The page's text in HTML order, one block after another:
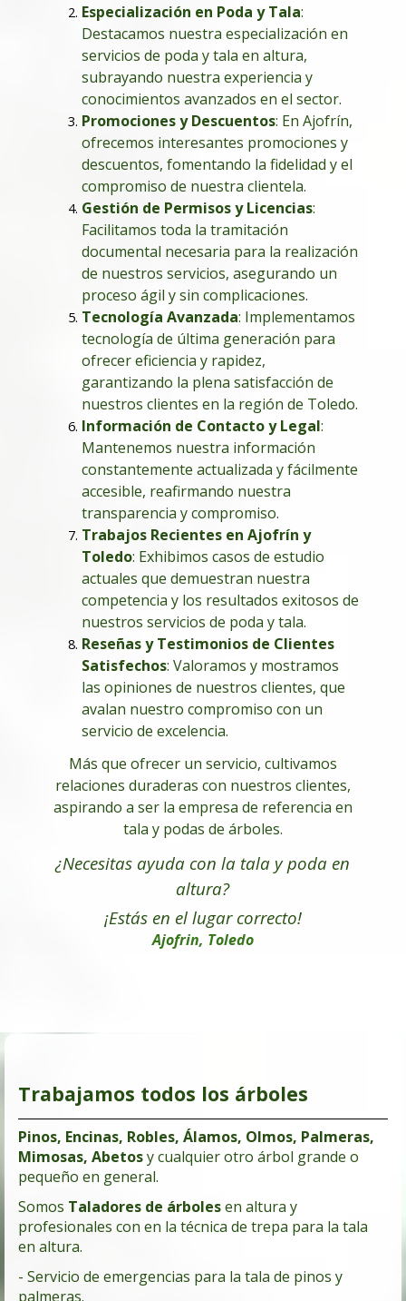
Especialización en Poda y Tala:
Destacamos nuestra especialización en
servicios de poda y tala en altura,
subrayando nuestra experiencia y
conocimientos avanzados en el sector.
Promociones y Descuentos: En Ajofrín,
ofrecemos interesantes promociones y
descuentos, fomentando la fidelidad y el
compromiso de nuestra clientela.
Gestión de Permisos y Licencias:
Facilitamos toda la tramitación
documental necesaria para la realización
de nuestros servicios, asegurando un
proceso ágil y sin complicaciones.
Tecnología Avanzada: Implementamos
tecnología de última generación para
ofrecer eficiencia y rapidez,
garantizando la plena satisfacción de
nuestros clientes en la región de Toledo.
Información de Contacto y Legal:
Mantenemos nuestra información
constantemente actualizada y fácilmente
accesible, reafirmando nuestra
transparencia y compromiso.
Trabajos Recientes en Ajofrín y
Toledo: Exhibimos casos de estudio
actuales que demuestran nuestra
competencia y los resultados exitosos de
nuestros servicios de poda y tala.
Reseñas y Testimonios de Clientes
Satisfechos: Valoramos y mostramos
las opiniones de nuestros clientes, que
avalan nuestro compromiso con un
servicio de excelencia.
Más que ofrecer un servicio, cultivamos
relaciones duraderas con nuestros clientes,
aspirando a ser la empresa de referencia en
tala y podas de árboles.
¿Necesitas ayuda con la tala y poda en
altura?
¡Estás en el lugar correcto!
Ajofrin, Toledo
Trabajamos todos los árboles
Pinos, Encinas, Robles, Álamos, Olmos, Palmeras,
Mimosas, Abetosy cualquier otro árbol grande o
pequeño en general.
Somos Taladores de árbolesen altura y
profesionales con en la técnica de trepa para la tala
en altura.
- Servicio de emergencias para la tala de pinos y
palmeras.